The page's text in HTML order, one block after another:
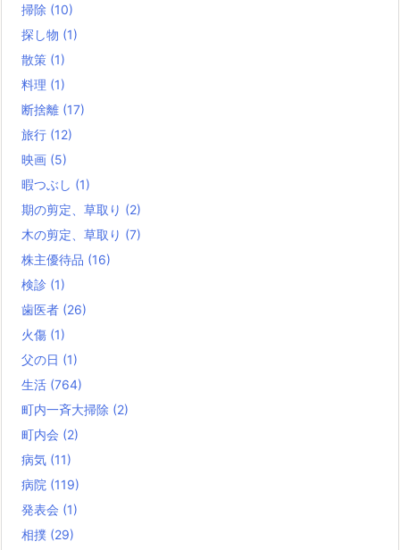
掃除 (10)
探し物 (1)
散策 (1)
料理 (1)
断捨離 (17)
旅行 (12)
映画 (5)
暇つぶし (1)
期の剪定、草取り (2)
木の剪定、草取り (7)
株主優待品 (16)
検診 (1)
歯医者 (26)
火傷 (1)
父の日 (1)
生活 (764)
町内一斉大掃除 (2)
町内会 (2)
病気 (11)
病院 (119)
発表会 (1)
相撲 (29)